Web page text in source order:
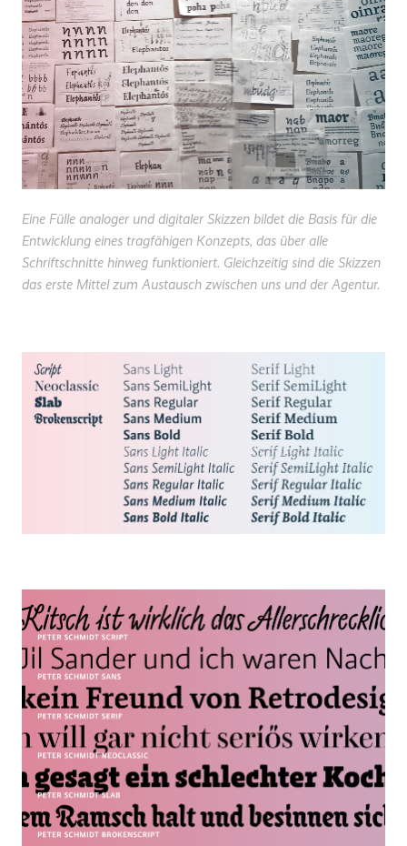
Eine Fülle analoger und digitaler Skizzen bildet die Basis für die
Entwicklung eines tragfähigen Konzepts, das über alle
Schriftschnitte hinweg funktioniert. Gleichzeitig sind die Skizzen
das erste Mittel zum Austausch zwischen uns und der Agentur.